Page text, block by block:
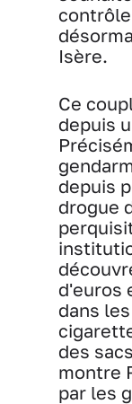
Isère.
Ce
depuis
depuis
drogue
d'euros
dans
des
montre
par les